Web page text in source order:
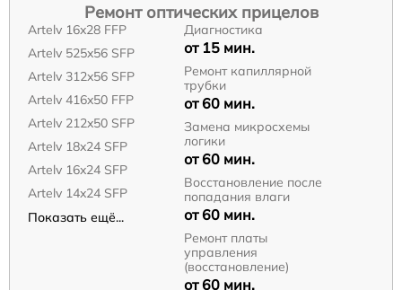
Ремонт оптических прицелов
Artelv 16x28 FFP
Artelv 525x56 SFP
Artelv 312x56 SFP
Artelv 416x50 FFP
Artelv 212x50 SFP
Artelv 18x24 SFP
Artelv 16x24 SFP
Artelv 14x24 SFP
Показать ещё...
Диагностика
от 15 мин.
Ремонт капиллярной
трубки
от 60 мин.
Замена микросхемы
логики
от 60 мин.
Восстановление после
попадания влаги
от 60 мин.
Ремонт платы
управления
(восстановление)
от 60 мин.